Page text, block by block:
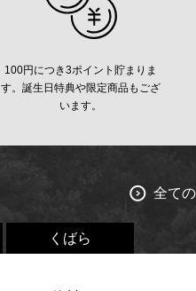
100円につき3ポイント貯まりま
す。誕生日特典や限定商品もござ
います。
全て
くばら